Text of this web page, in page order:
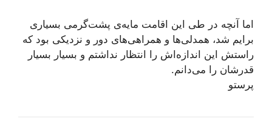
اما آنچه در طی این اقامت مایه‌ی پشت‌گرمی بسیاری
برایم شد، همدلی‌ها و همراهی‌های دور و نزدیکی بود که
راستش این اندازه‌اش را انتظار نداشتم و بسیار بسیار
قدرشان را می‌دانم.
پرستو